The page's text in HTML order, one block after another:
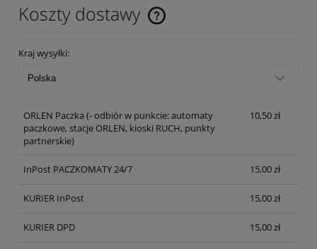
Koszty dostawy
Cena nie zawiera ewentualnych kosztów płatności
Kraj wysyłki:
ORLEN Paczka (- odbiór w punkcie: automaty
paczkowe, stacje ORLEN, kioski RUCH, punkty
partnerskie)
10,50 zł
InPost PACZKOMATY 24/7 15,00 zł
KURIER InPost 15,00 zł
KURIER DPD 15,00 zł